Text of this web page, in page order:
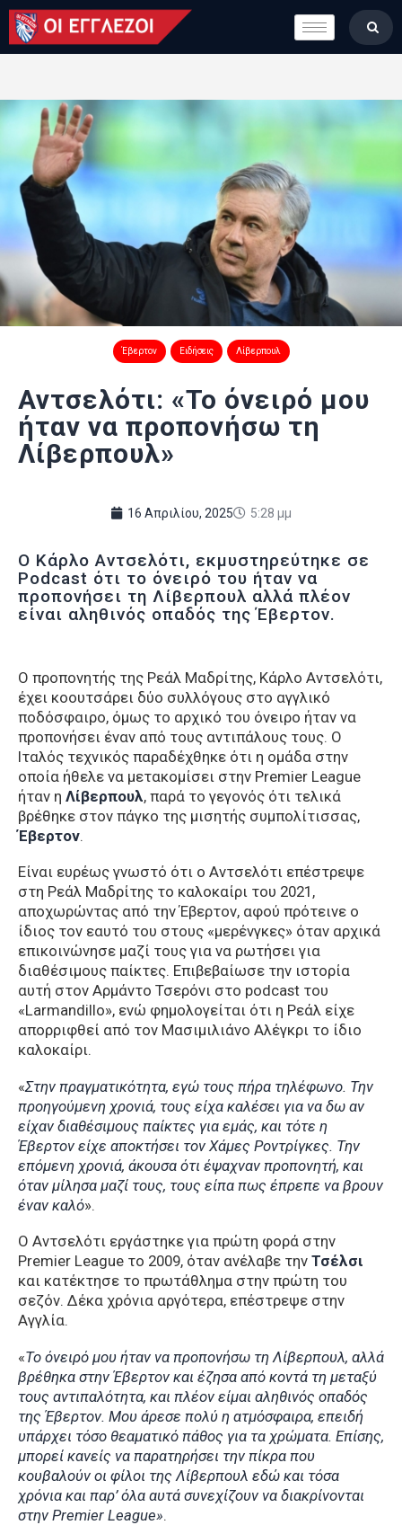
LONDON CALLING
ΚΑΤΗΓΟΡΙΕΣ
ΒΑΘΜΟΛΟΓΙΕΣ
ΟΜΑΔΕΣ
ΠΟΙΟΙ ΕΙΜΑΣΤΕ
Έβερτον Ειδήσεις Λίβερπουλ
Αντσελότι: «Το όνειρό μου
ήταν να προπονήσω τη
Λίβερπουλ»
16 Απριλίου, 2025 5:28 μμ
Ο Κάρλο Αντσελότι, εκμυστηρεύτηκε σε
Podcast ότι το όνειρό του ήταν να
προπονήσει τη Λίβερπουλ αλλά πλέον
είναι αληθινός οπαδός της Έβερτον.
Ο προπονητής της Ρεάλ Μαδρίτης, Κάρλο Αντσελότι,
έχει κοουτσάρει δύο συλλόγους στο αγγλικό
ποδόσφαιρο, όμως το αρχικό του όνειρο ήταν να
προπονήσει έναν από τους αντιπάλους τους. Ο
Ιταλός τεχνικός παραδέχθηκε ότι η ομάδα στην
οποία ήθελε να μετακομίσει στην Premier League
ήταν η Λίβερπουλ, παρά το γεγονός ότι τελικά
βρέθηκε στον πάγκο της μισητής συμπολίτισσας,
Έβερτον.
Είναι ευρέως γνωστό ότι ο Αντσελότι επέστρεψε
στη Ρεάλ Μαδρίτης το καλοκαίρι του 2021,
αποχωρώντας από την Έβερτον, αφού πρότεινε ο
ίδιος τον εαυτό του στους «μερένγκες» όταν αρχικά
επικοινώνησε μαζί τους για να ρωτήσει για
διαθέσιμους παίκτες. Επιβεβαίωσε την ιστορία
αυτή στον Αρμάντο Τσερόνι στο podcast του
«Larmandillo», ενώ φημολογείται ότι η Ρεάλ είχε
απορριφθεί από τον Μασιμιλιάνο Αλέγκρι το ίδιο
καλοκαίρι.
«Στην πραγματικότητα, εγώ τους πήρα τηλέφωνο. Την
προηγούμενη χρονιά, τους είχα καλέσει για να δω αν
είχαν διαθέσιμους παίκτες για εμάς, και τότε η
Έβερτον είχε αποκτήσει τον Χάμες Ροντρίγκες. Την
επόμενη χρονιά, άκουσα ότι έψαχναν προπονητή, και
όταν μίλησα μαζί τους, τους είπα πως έπρεπε να βρουν
έναν καλό».
Ο Αντσελότι εργάστηκε για πρώτη φορά στην
Premier League το 2009, όταν ανέλαβε την Τσέλσι
και κατέκτησε το πρωτάθλημα στην πρώτη του
σεζόν. Δέκα χρόνια αργότερα, επέστρεψε στην
Αγγλία.
«Το όνειρό μου ήταν να προπονήσω τη Λίβερπουλ, αλλά
βρέθηκα στην Έβερτον και έζησα από κοντά τη μεταξύ
τους αντιπαλότητα, και πλέον είμαι αληθινός οπαδός
της Έβερτον. Μου άρεσε πολύ η ατμόσφαιρα, επειδή
υπάρχει τόσο θεαματικό πάθος για τα χρώματα. Επίσης,
μπορεί κανείς να παρατηρήσει την πίκρα που
κουβαλούν οι φίλοι της Λίβερπουλ εδώ και τόσα
χρόνια και παρ’ όλα αυτά συνεχίζουν να διακρίνονται
στην Premier League».